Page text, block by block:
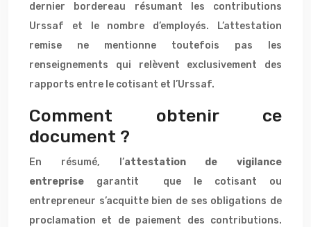
dernier bordereau résumant les contributions
Urssaf et le nombre d’employés. L’attestation
remise ne mentionne toutefois pas les
renseignements qui relèvent exclusivement des
rapports entre le cotisant et l’Urssaf.
Comment obtenir ce
document ?
En résumé, l’attestation de vigilance
entreprise garantit que le cotisant ou
entrepreneur s’acquitte bien de ses obligations de
proclamation et de paiement des contributions.